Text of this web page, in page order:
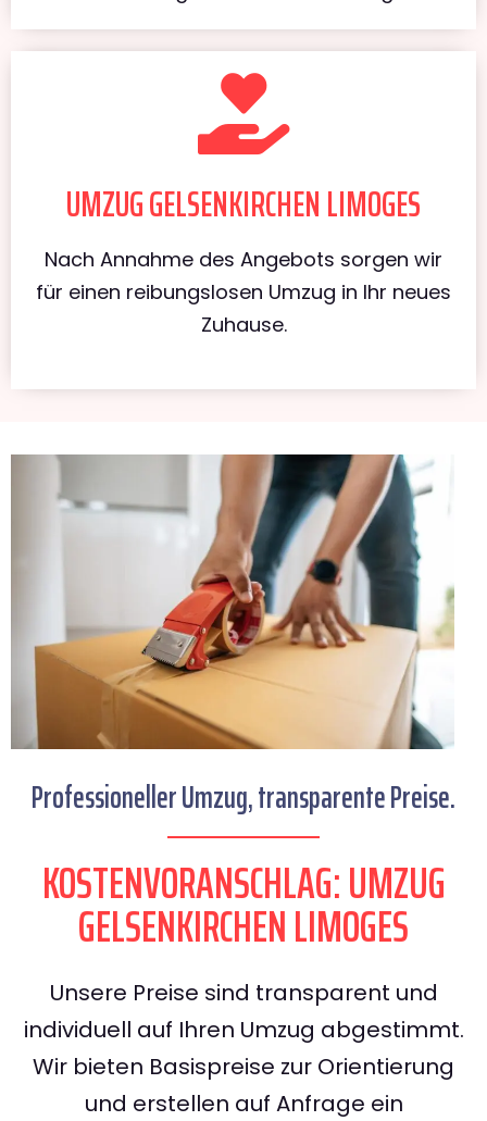
UMZUG GELSENKIRCHEN LIMOGES
Nach Annahme des Angebots sorgen wir
für einen reibungslosen Umzug in Ihr neues
Zuhause.
Professioneller Umzug, transparente Preise.
KOSTENVORANSCHLAG: UMZUG
GELSENKIRCHEN LIMOGES
Unsere Preise sind transparent und
individuell auf Ihren Umzug abgestimmt.
Wir bieten Basispreise zur Orientierung
und erstellen auf Anfrage ein